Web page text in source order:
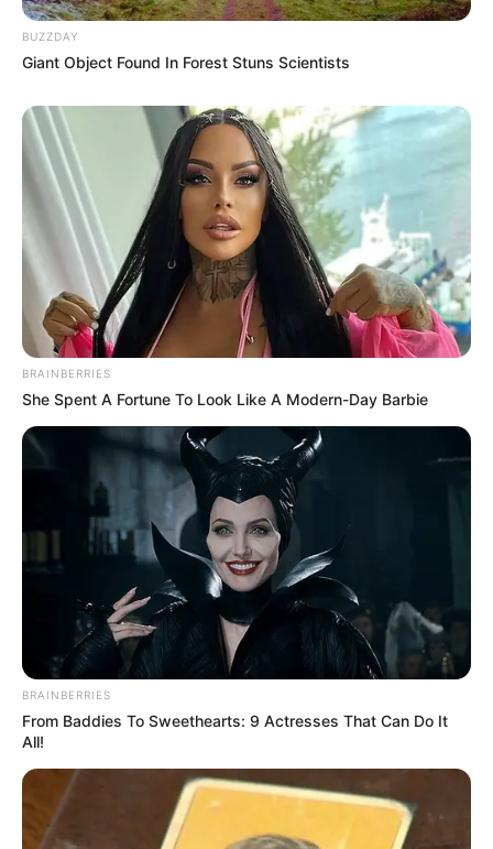
BUZZDAY
Giant Object Found In Forest Stuns Scientists
BRAINBERRIES
She Spent A Fortune To Look Like A Modern-Day Barbie
BRAINBERRIES
From Baddies To Sweethearts: 9 Actresses That Can Do It
All!